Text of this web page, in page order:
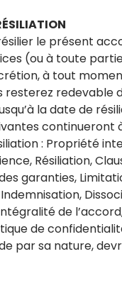
le présent
(ou à toute
à tout
resterez redevable
la date de
continueront
: Propriété
Résiliation,
garanties,
de
de
par sa nature,